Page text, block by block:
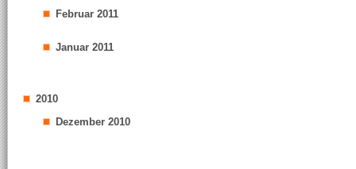
Februar 2011
Januar 2011
2010
Dezember 2010